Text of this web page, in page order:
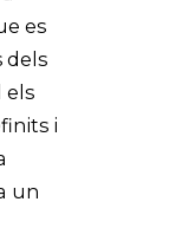
es
dels
els
i
un